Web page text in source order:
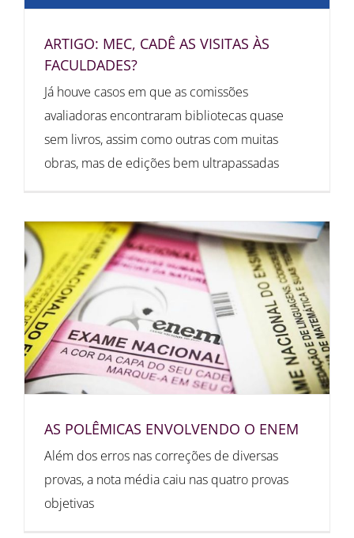
ARTIGO: MEC, CADÊ AS VISITAS ÀS
FACULDADES?
Já houve casos em que as comissões
avaliadoras encontraram bibliotecas quase
sem livros, assim como outras com muitas
obras, mas de edições bem ultrapassadas
AS POLÊMICAS ENVOLVENDO O ENEM
Além dos erros nas correções de diversas
provas, a nota média caiu nas quatro provas
objetivas